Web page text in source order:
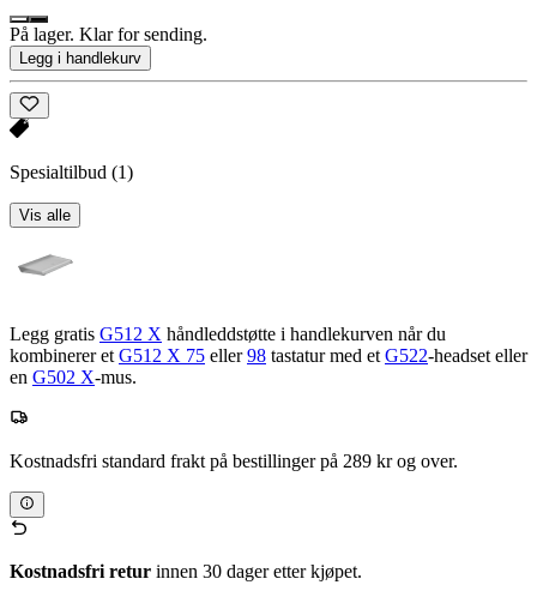
På lager. Klar for sending.
Legg i handlekurv
Spesialtilbud (1)
Vis alle
Legg gratis G512 X håndleddstøtte i handlekurven når du
kombinerer et G512 X 75 eller98 tastatur med et G522-headset eller
en G502 X-mus.
Kostnadsfri standard frakt på bestillinger på 289 kr og over.
Kostnadsfri retur innen 30 dager etter kjøpet.